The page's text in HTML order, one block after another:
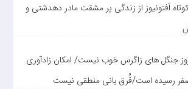
اَفتونیوز از زندگی پر مشقت مادر دهدشتی و
جنگل های زاگرس خوب نیست/ امکان زادآوری
صفر رسیده است/قُرق بانی منطقی نیست